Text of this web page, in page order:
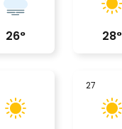
26° 28°
27